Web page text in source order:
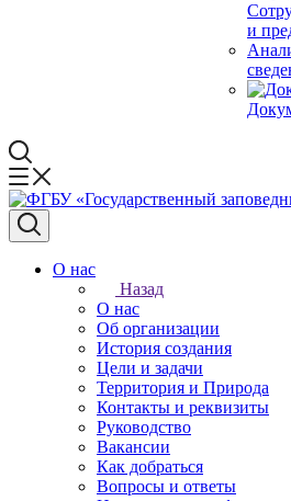
и
О нас
Назад
О нас
Об организации
История создания
Цели и задачи
Территория и Природа
Контакты и реквизиты
Руководство
Вакансии
Как добраться
Вопросы и ответы